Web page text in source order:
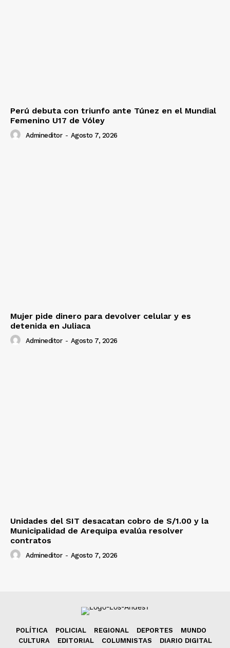
Perú debuta con triunfo ante Túnez en el Mundial
Femenino U17 de Vóley
Admineditor - Agosto 7, 2026
Mujer pide dinero para devolver celular y es
detenida en Juliaca
Admineditor - Agosto 7, 2026
Unidades del SIT desacatan cobro de S/1.00 y la
Municipalidad de Arequipa evalúa resolver
contratos
Admineditor - Agosto 7, 2026
POLÍTICA POLICIAL REGIONAL DEPORTES
MUNDO
CULTURA
EDITORIAL COLUMNISTAS DIARIO DIGITAL